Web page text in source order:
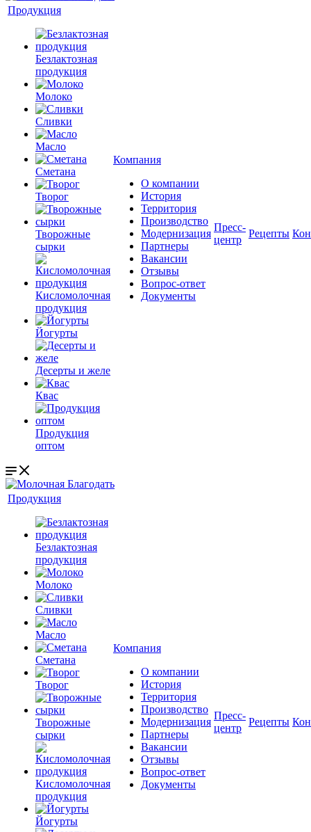
Продукция
Безлактозная
продукция
Молоко
Сливки
Масло
Сметана
Творог
Творожные
сырки
Кисломолочная
продукция
Йогурты
Десерты и желе
Квас
Продукция
оптом
Компания
О компании
История
Территория
Производство
Модернизация
Партнеры
Вакансии
Отзывы
Вопрос-ответ
Документы
Пресс-
центр
Рецепты
Продукция
Безлактозная
продукция
Молоко
Сливки
Масло
Сметана
Творог
Творожные
сырки
Кисломолочная
продукция
Йогурты
Компания
О компании
История
Территория
Производство
Модернизация
Партнеры
Вакансии
Отзывы
Вопрос-ответ
Документы
Пресс-
центр
Рецепты